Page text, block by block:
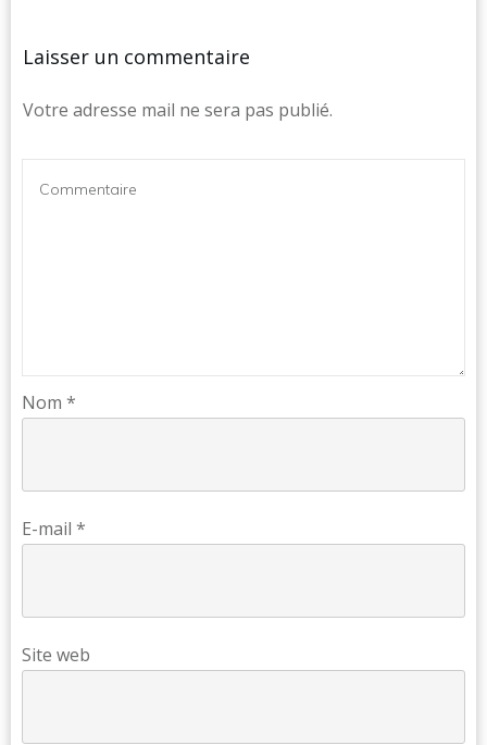
Laisser un commentaire
Votre adresse mail ne sera pas publié.
Nom *
E-mail *
Site web